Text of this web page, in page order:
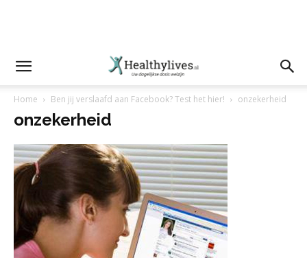
Home Ben jij verslaafd aan Facebook? Test het hier! onzekerheid
onzekerheid